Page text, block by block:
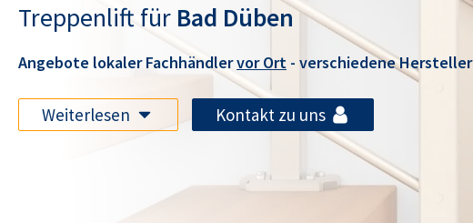
Treppenlift für Bad Düben
Angebote lokaler Fachhändlervor Ort - verschiedene Hersteller
Weiterlesen Kontakt zu uns